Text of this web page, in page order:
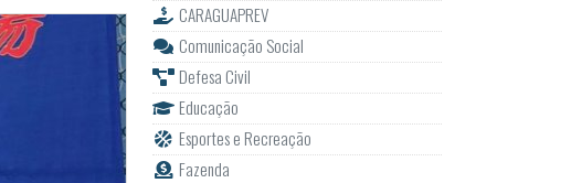
CARAGUAPREV
Comunicação Social
Defesa Civil
Educação
Esportes e Recreação
Fazenda